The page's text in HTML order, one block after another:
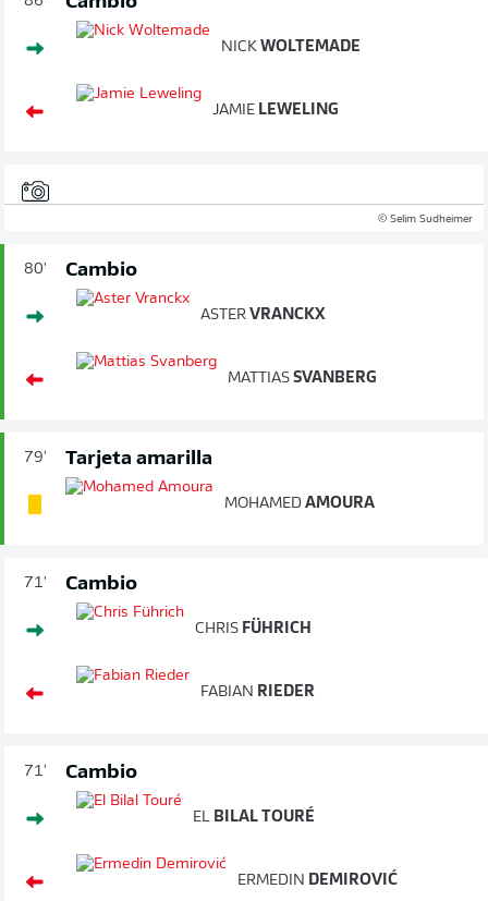
NICK WOLTEMADE
JAMIE LEWELING
© Selim Sudheimer
80' Cambio
ASTER VRANCKX
MATTIAS SVANBERG
79' Tarjeta amarilla
MOHAMED AMOURA
71' Cambio
CHRIS FÜHRICH
FABIAN RIEDER
71' Cambio
EL BILAL TOURÉ
ERMEDIN DEMIROVIĆ